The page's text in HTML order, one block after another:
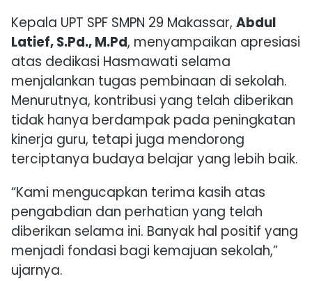
Kepala UPT SPF SMPN 29 Makassar, Abdul
Latief, S.Pd., M.Pd, menyampaikan apresiasi
atas dedikasi Hasmawati selama
menjalankan tugas pembinaan di sekolah.
Menurutnya, kontribusi yang telah diberikan
tidak hanya berdampak pada peningkatan
kinerja guru, tetapi juga mendorong
terciptanya budaya belajar yang lebih baik.
“Kami mengucapkan terima kasih atas
pengabdian dan perhatian yang telah
diberikan selama ini. Banyak hal positif yang
menjadi fondasi bagi kemajuan sekolah,”
ujarnya.